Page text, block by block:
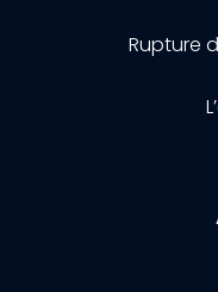
Rupture